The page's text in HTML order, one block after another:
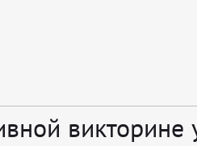
викторине